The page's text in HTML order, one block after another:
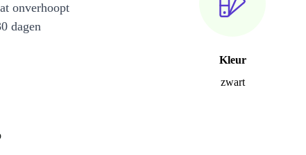
Kleur
zwart
onverhoopt
dagen